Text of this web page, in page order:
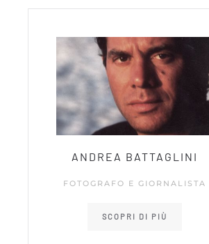
ANDREA BATTAGLINI
FOTOGRAFO E GIORNALISTA
SCOPRI DI PIÙ